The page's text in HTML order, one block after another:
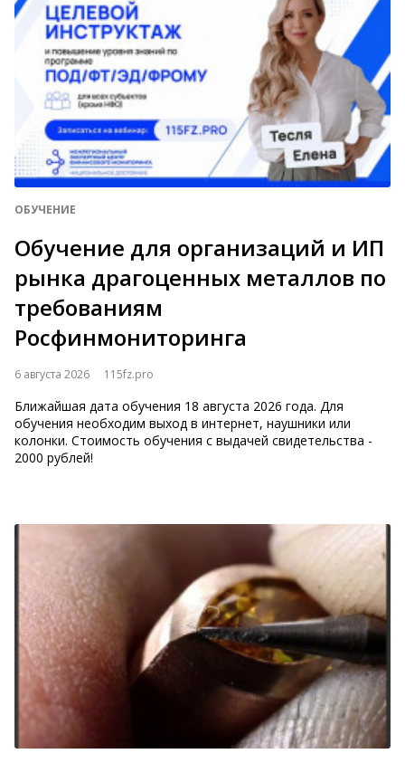
ОБУЧЕНИЕ
Обучение для организаций и ИП
рынка драгоценных металлов по
требованиям
Росфинмониторинга
6 августа 2026 115fz.pro
Ближайшая дата обучения 18 августа 2026 года. Для
обучения необходим выход в интернет, наушники или
колонки. Стоимость обучения с выдачей свидетельства -
2000 рублей!